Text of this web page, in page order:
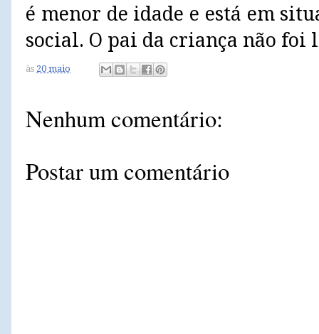
é menor de idade e está em
social. O pai da criança não foi
às 20 maio
Nenhum comentário:
Postar um comentário